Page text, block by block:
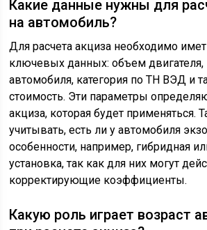
Какие данные нужны для
на автомобиль?
Для расчета акциза необходимо
ключевых данных: объем двигателя,
автомобиля, категория по ТН ВЭД и
стоимость. Эти параметры
акциза, которая будет применяться.
учитывать, есть ли у автомобиля
особенности, например, гибридная
установка, так как для них могут
корректирующие коэффициенты.
Какую роль играет возраст